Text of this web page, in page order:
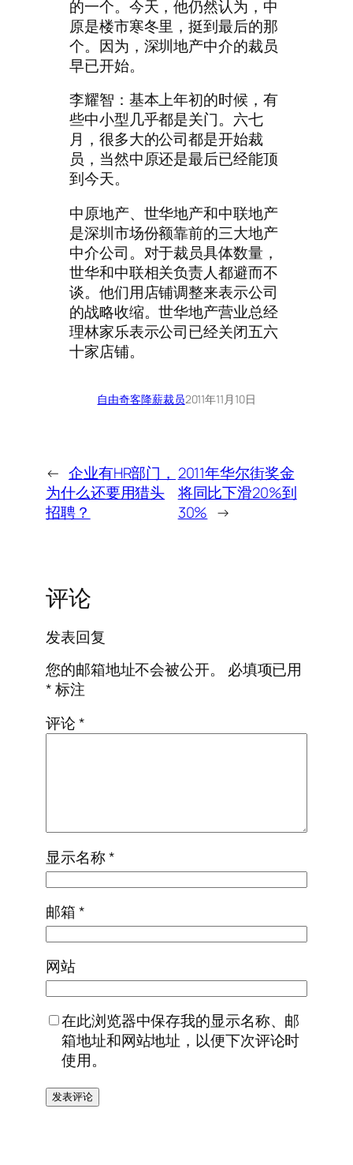
的一个。今天，他仍然认为，中
原是楼市寒冬里，挺到最后的那
个。因为，深圳地产中介的裁员
早已开始。
李耀智：基本上年初的时候，有
些中小型几乎都是关门。六七
月，很多大的公司都是开始裁
员，当然中原还是最后已经能顶
到今天。
中原地产、世华地产和中联地产
是深圳市场份额靠前的三大地产
中介公司。对于裁员具体数量，
世华和中联相关负责人都避而不
谈。他们用店铺调整来表示公司
的战略收缩。世华地产营业总经
理林家乐表示公司已经关闭五六
十家店铺。
自由奇客降薪裁员2011年11月10日
← 企业有HR部门，
为什么还要用猎头
招聘？
2011年华尔街奖金
将同比下滑20%到
30% →
评论
发表回复
您的邮箱地址不会被公开。
必填项已用
*标注
评论*
显示名称*
邮箱*
网站
在此浏览器中保存我的显示名称、邮
箱地址和网站地址，以便下次评论时
使用。